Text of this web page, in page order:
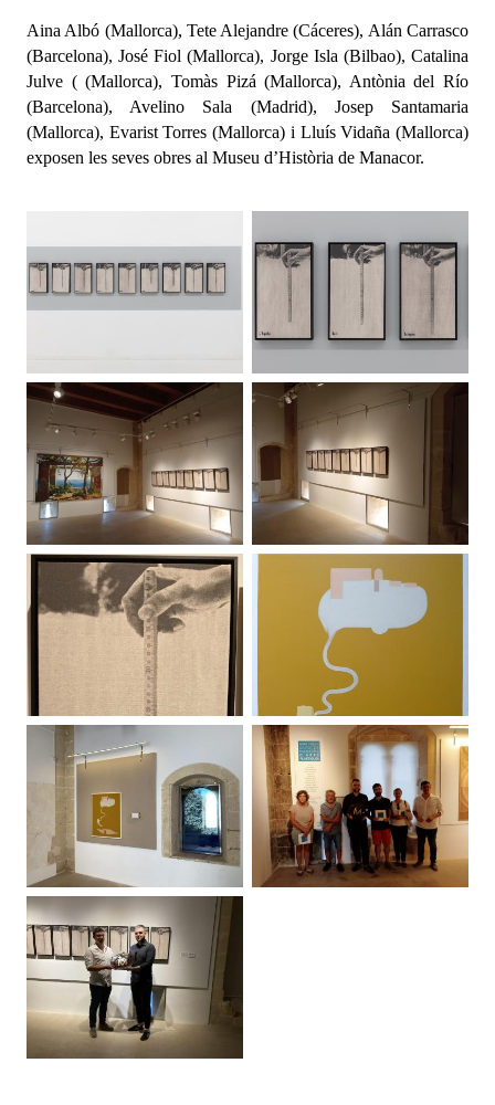
Aina Albó (Mallorca), Tete Alejandre (Cáceres), Alán Carrasco
(Barcelona), José Fiol (Mallorca), Jorge Isla (Bilbao), Catalina
Julve ( (Mallorca), Tomàs Pizá (Mallorca), Antònia del Río
(Barcelona), Avelino Sala (Madrid), Josep Santamaria
(Mallorca), Evarist Torres (Mallorca) i Lluís Vidaña (Mallorca)
exposen les seves obres al Museu d’Història de Manacor.